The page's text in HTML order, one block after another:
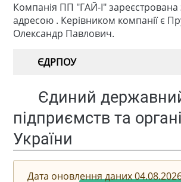
Компанія ПП "ГАЙ-І"
адресою . Керівником компанії є
Олександр Павлович.
ЄДРПОУ
Єдиний
підприємств та
України
Дата оновлення даних